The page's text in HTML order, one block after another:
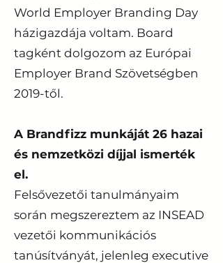
World Employer Branding Day
házigazdája voltam. Board
tagként dolgozom az Európai
Employer Brand Szövetségben
2019-től.
A Brandfizz munkáját 26 hazai
és nemzetközi díjjal ismerték
el.
Felsővezetői tanulmányaim
során megszereztem az INSEAD
vezetői kommunikációs
tanúsítványát, jelenleg executive